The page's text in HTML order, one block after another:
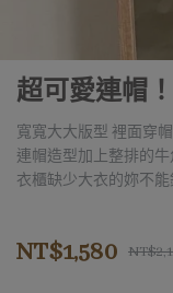
超可愛連帽
寬寬大大版型 裡面穿
連帽造型加上整排的
衣櫃缺少大衣的妳不能
NT$1,580